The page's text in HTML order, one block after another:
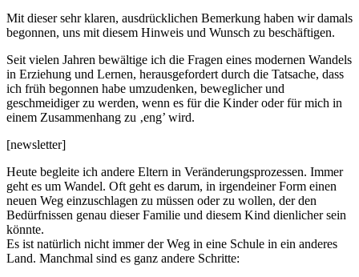
Mit dieser sehr klaren, ausdrücklichen Bemerkung haben wir damals
begonnen, uns mit diesem Hinweis und Wunsch zu beschäftigen.
Seit vielen Jahren bewältige ich die Fragen eines modernen Wandels
in Erziehung und Lernen, herausgefordert durch die Tatsache, dass
ich früh begonnen habe umzudenken, beweglicher und
geschmeidiger zu werden, wenn es für die Kinder oder für mich in
einem Zusammenhang zu ‚eng’ wird.
[newsletter]
Heute begleite ich andere Eltern in Veränderungsprozessen. Immer
geht es um Wandel. Oft geht es darum, in irgendeiner Form einen
neuen Weg einzuschlagen zu müssen oder zu wollen, der den
Bedürfnissen genau dieser Familie und diesem Kind dienlicher sein
könnte.
Es ist natürlich nicht immer der Weg in eine Schule in ein anderes
Land. Manchmal sind es ganz andere Schritte: